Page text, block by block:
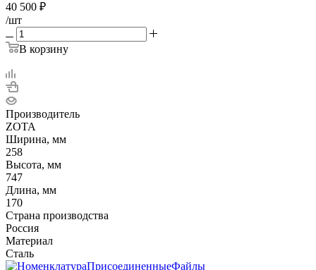
40 500 ₽
/шт
В корзину
Производитель
ZOTA
Ширина, мм
258
Высота, мм
747
Длина, мм
170
Страна производства
Россия
Материал
Сталь